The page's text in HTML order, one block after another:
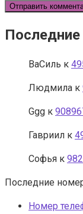
ВаСиль к
Людмила к
Ggg к
Гавриил к
Софья к
Последние
Номер